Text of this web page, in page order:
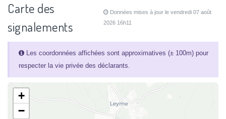
Carte des
signalements
Données mises à jour le vendredi 07 août
2026 16h11
Les coordonnées affichées sont approximatives (± 100m) pour
respecter la vie privée des déclarants.
+
−